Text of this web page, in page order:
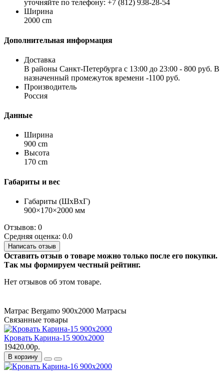
уточняйте по телефону: +7 (812) 938-28-54
Ширина
2000 cm
Дополнительная информация
Доставка
В районы Санкт-Петербурга с 13:00 до 23:00 - 800 руб. В
назначенный промежуток времени -1100 руб.
Производитель
Россия
Данные
Ширина
900 cm
Высота
170 cm
Габариты и вес
Габариты (ШхВхГ)
900×170×2000 мм
Отзывов: 0
Средняя оценка: 0.0
Написать отзыв
Оставить отзыв о товаре можно только после его покупки.
Так мы формируем честный рейтинг.
Нет отзывов об этом товаре.
Матрас Bergamo 900х2000 Матрасы
Связанные товары
Кровать Карина-15 900х2000
19420.00р.
В корзину